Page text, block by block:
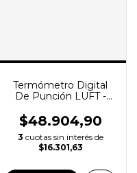
Termómetro Digital
De Punción LUFT -
Inoxidable 300mm
$48.904,90
3 cuotas sin interés de
$16.301,63